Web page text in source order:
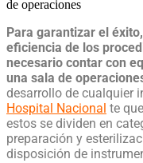
de operaciones
Para garantizar el
eficiencia de los
necesario contar con
una sala de
desarrollo de cualquier
Hospital Nacional te
estos se dividen en
preparación y
disposición de